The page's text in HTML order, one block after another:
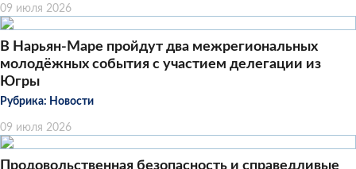
09 июля 2026
В Нарьян-Маре пройдут два межрегиональных
молодёжных события с участием делегации из
Югры
Рубрика: Новости
09 июля 2026
Продовольственная безопасность и справедливые